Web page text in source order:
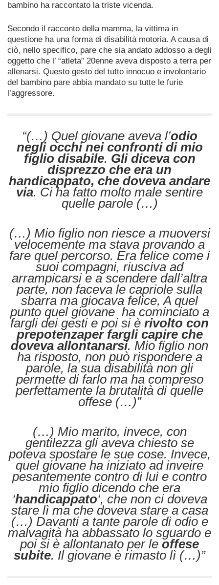
bambino ha raccontato la triste vicenda.
Secondo il racconto della mamma, la vittima in
questione ha una forma di disabilità motoria. A causa di
ciò, nello specifico, pare che sia andato addosso a degli
oggetto che l’ “atleta” 20enne aveva disposto a terra per
allenarsi. Questo gesto del tutto innocuo e involontario
del bambino pare abbia mandato su tutte le furie
l’aggressore.
“(…) Quel giovane aveva l’odio
negli occhi nei confronti di mio
figlio disabile. Gli diceva con
disprezzo che era un
handicappato, che doveva andare
via. Ci ha fatto molto male sentire
quelle parole (…)
(…) Mio figlio non riesce a muoversi
velocemente ma stava provando a
fare quel percorso. Era felice come i
suoi compagni, riusciva ad
arrampicarsi e a scendere dall’altra
parte, non faceva le capriole sulla
sbarra ma giocava felice, A quel
punto quel giovane ha cominciato a
fargli dei gesti e poi si è rivolto con
prepotenzaper fargli capire che
doveva allontanarsi. Mio figlio non
ha risposto, non può rispondere a
parole, la sua disabilità non gli
permette di farlo ma ha compreso
perfettamente la brutalità di quelle
offese (…)”
(…) Mio marito, invece, con
gentilezza gli aveva chiesto se
poteva spostare le sue cose. Invece,
quel giovane ha iniziato ad inveire
pesantemente contro di lui e contro
mio figlio dicendo che era
‘handicappato‘, che non ci doveva
stare lì ma che doveva stare a casa
(…) Davanti a tante parole di odio e
malvagità ha abbassato lo sguardo e
poi si è allontanato per le offese
subite. Il giovane è rimasto lì (…)”